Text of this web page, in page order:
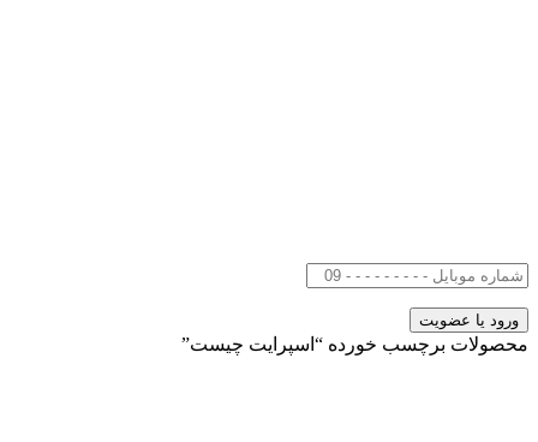
محصولات برچسب خورده “اسپرایت چیست”